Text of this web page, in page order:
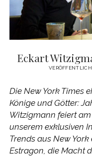
Eckart
Die New York Times
Könige und Götter:
Witzigmann feiert am
unserem exklusiven
Trends aus New
Estragon, die Macht